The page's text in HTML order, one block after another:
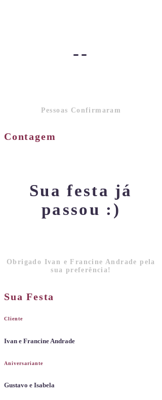
--
Pessoas Confirmaram
Contagem
Sua festa já
passou :)
Obrigado Ivan e Francine Andrade pela
sua preferência!
Sua Festa
Cliente
Ivan e Francine Andrade
Aniversariante
Gustavo e Isabela